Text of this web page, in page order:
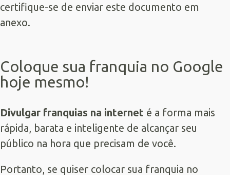
certifique-se de enviar este documento em
anexo.
Coloque sua franquia no Google
hoje mesmo!
Divulgar franquias na internet é a forma mais
rápida, barata e inteligente de alcançar seu
público na hora que precisam de você.
Portanto, se quiser colocar sua franquia no